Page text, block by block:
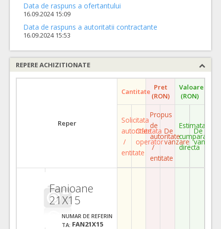
Data de raspuns a ofertantului
16.09.2024 15:09
Data de raspuns a autoritatii contractante
16.09.2024 15:53
REPERE ACHIZITIONATE
Reper
Cantitate Pret
(RON)
Valoare
(RON)
Solicitata
autoritate
/
entitate
Ofertata
operator
Propus
de
autoritate
/
entitate
De
vanzare
Estimata
cumparare
directa
De
vanzare
Fanioane
21X15
NUMAR DE REFERIN
TA: FAN21X15